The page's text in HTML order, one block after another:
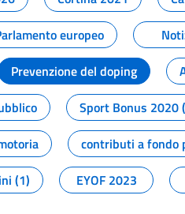
europeo
Prevenzione del doping
Sport Bonus 2020
contributi a fondo
(1) EYOF 2023